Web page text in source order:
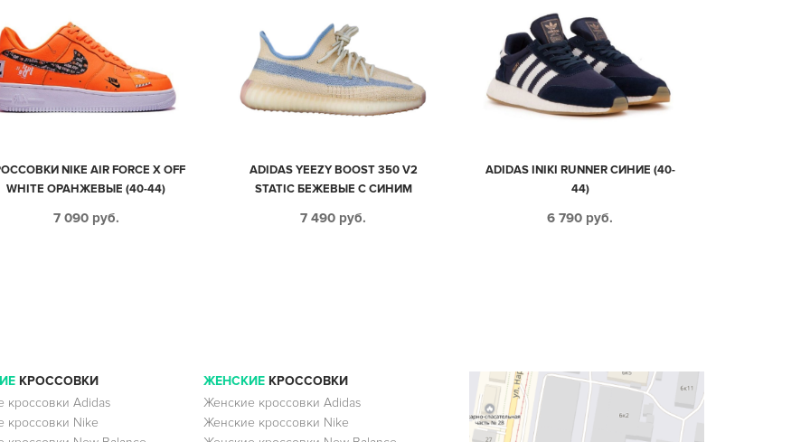
NIKE AIR FORCE X OFF
WHITE ОРАНЖЕВЫЕ (40-44)
7 090 руб.
ADIDAS YEEZY BOOST 350 V2
STATIC БЕЖЕВЫЕ С СИНИМ
7 490 руб.
ADIDAS INIKI RUNNER СИНИЕ (40-
44)
6 790 руб.
КРОССОВКИ
кроссовки Adidas
кроссовки Nike
ЖЕНСКИЕКРОССОВКИ
Женские кроссовки Adidas
Женские кроссовки Nike